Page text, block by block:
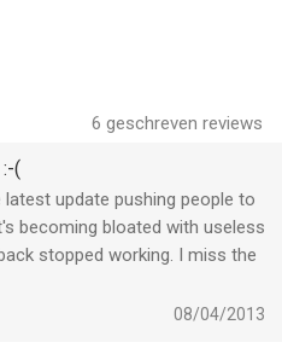
gif
f4v, mpg, mpeg, wmv, rmvb,
wma
c (editable)
6 geschreven reviews
(
update pushing people to
becoming bloated with useless
stopped working. I miss the
08/04/2013